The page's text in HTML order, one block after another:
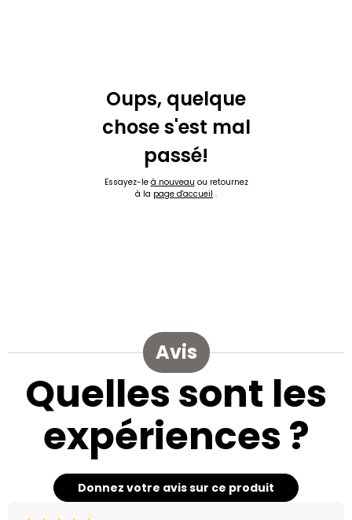
Oups, quelque
chose s'est mal
passé!
Essayez-le à nouveau ou retournez
à la page d'accueil .
Avis
Quelles sont les
expériences ?
Donnez votre avis sur ce produit